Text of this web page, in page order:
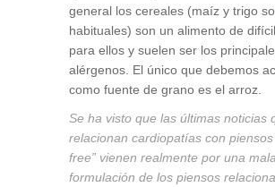
general los cereales (maíz y trigo
habituales) son un alimento de
para ellos y suelen ser los
alérgenos. El único que debemos
como fuente de grano es el arroz.
Se ha visto que las últimas noticias
relacionan cardiopatías con piensos
free” vienen realmente por una mala
formulación de los piensos